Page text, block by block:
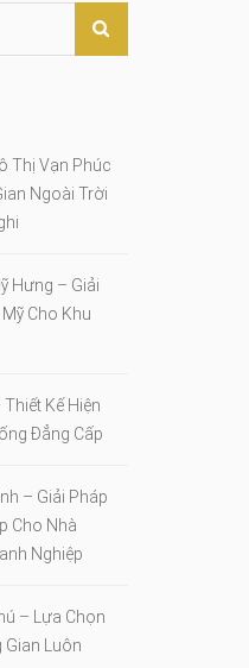
Thị Vạn Phúc
Ngoài Trời
Hưng – Giải
Cho Khu
Kế Hiện
Đẳng Cấp
– Giải Pháp
Cho Nhà
Nghiệp
– Lựa Chọn
Gian Luôn